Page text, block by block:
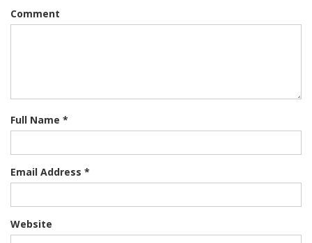
Comment
Full Name *
Email Address *
Website